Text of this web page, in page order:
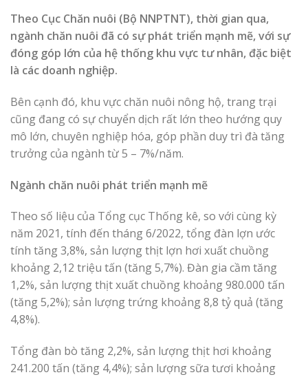
Theo Cục Chăn nuôi (Bộ NNPTNT), thời gian qua,
ngành chăn nuôi đã có sự phát triển mạnh mẽ, với sự
đóng góp lớn của hệ thống khu vực tư nhân, đặc biệt
là các doanh nghiệp.
Bên cạnh đó, khu vực chăn nuôi nông hộ, trang trại
cũng đang có sự chuyển dịch rất lớn theo hướng quy
mô lớn, chuyên nghiệp hóa, góp phần duy trì đà tăng
trưởng của ngành từ 5 – 7%/năm.
Ngành chăn nuôi phát triển mạnh mẽ
Theo số liệu của Tổng cục Thống kê, so với cùng kỳ
năm 2021, tính đến tháng 6/2022, tổng đàn lợn ước
tính tăng 3,8%, sản lượng thịt lợn hơi xuất chuồng
khoảng 2,12 triệu tấn (tăng 5,7%). Đàn gia cầm tăng
1,2%, sản lượng thịt xuất chuồng khoảng 980.000 tấn
(tăng 5,2%); sản lượng trứng khoảng 8,8 tỷ quả (tăng
4,8%).
Tổng đàn bò tăng 2,2%, sản lượng thịt hơi khoảng
241.200 tấn (tăng 4,4%); sản lượng sữa tươi khoảng